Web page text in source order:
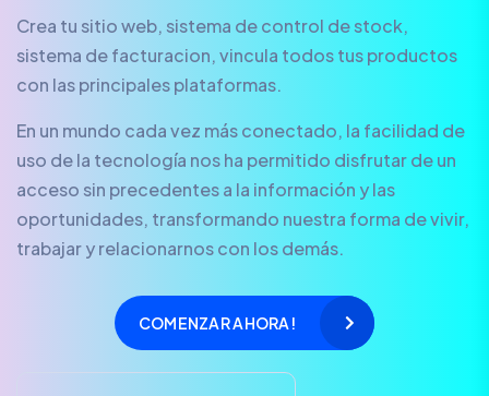
Crea tu sitio web, sistema de control de stock,
sistema de facturacion, vincula todos tus productos
con las principales plataformas.
En un mundo cada vez más conectado, la facilidad de
uso de la tecnología nos ha permitido disfrutar de un
acceso sin precedentes a la información y las
oportunidades, transformando nuestra forma de vivir,
trabajar y relacionarnos con los demás.
COMENZAR AHORA!